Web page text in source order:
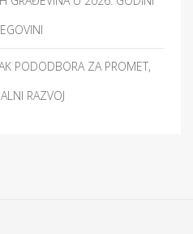
PODODBORA ZA PROMET,
RAZVOJ